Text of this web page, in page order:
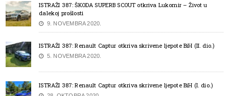
ISTRAŽI 387: ŠKODA SUPERB SCOUT otkriva Lukomir – Život u
dalekoj prošlosti
9. NOVEMBRA 2020.
ISTRAŽI 387: Renault Captur otkriva skrivene ljepote BiH (II. dio.)
5. NOVEMBRA 2020.
ISTRAŽI 387: Renault Captur otkriva skrivene ljepote BiH (I. dio.)